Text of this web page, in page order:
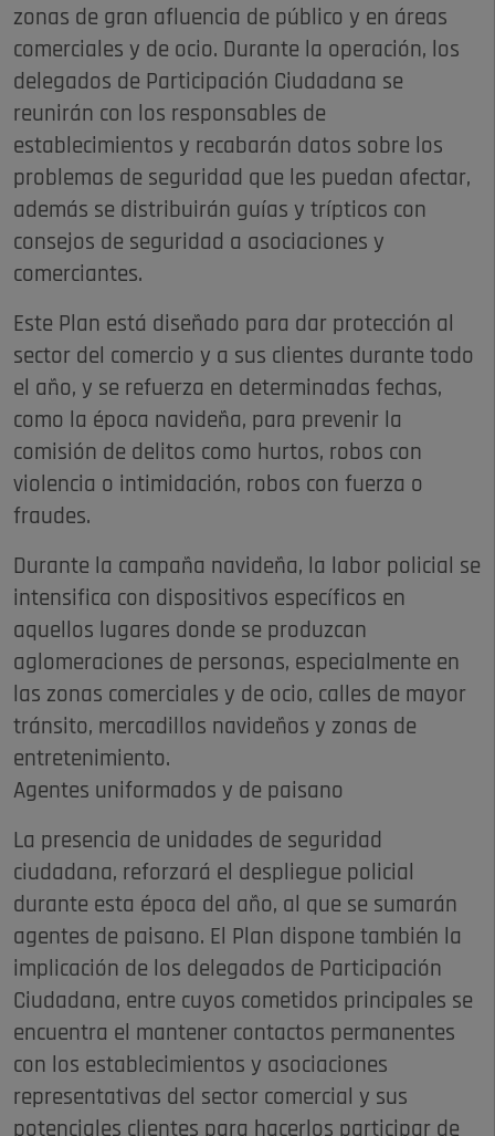
zonas de gran afluencia de público y en áreas
comerciales y de ocio. Durante la operación, los
delegados de Participación Ciudadana se
reunirán con los responsables de
establecimientos y recabarán datos sobre los
problemas de seguridad que les puedan afectar,
además se distribuirán guías y trípticos con
consejos de seguridad a asociaciones y
comerciantes.
Este Plan está diseñado para dar protección al
sector del comercio y a sus clientes durante todo
el año, y se refuerza en determinadas fechas,
como la época navideña, para prevenir la
comisión de delitos como hurtos, robos con
violencia o intimidación, robos con fuerza o
fraudes.
Durante la campaña navideña, la labor policial se
intensifica con dispositivos específicos en
aquellos lugares donde se produzcan
aglomeraciones de personas, especialmente en
las zonas comerciales y de ocio, calles de mayor
tránsito, mercadillos navideños y zonas de
entretenimiento.
Agentes uniformados y de paisano
La presencia de unidades de seguridad
ciudadana, reforzará el despliegue policial
durante esta época del año, al que se sumarán
agentes de paisano. El Plan dispone también la
implicación de los delegados de Participación
Ciudadana, entre cuyos cometidos principales se
encuentra el mantener contactos permanentes
con los establecimientos y asociaciones
representativas del sector comercial y sus
potenciales clientes para hacerlos participar de